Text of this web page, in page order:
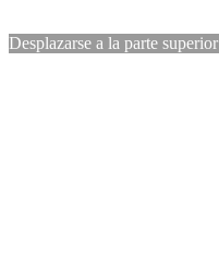
Desplazarse a la parte superior